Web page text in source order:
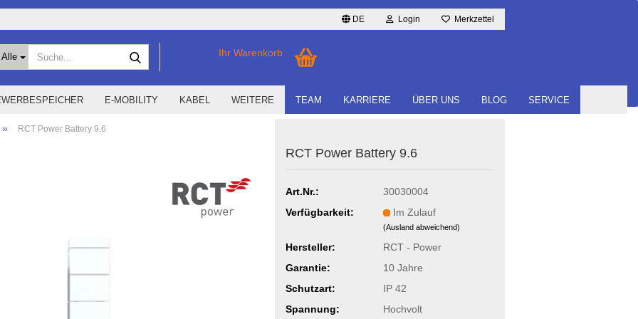
DE Login Merkzettel
Alle Ihr Warenkorb
E-MOBILITY KABEL TEAM KARRIERE ÜBER UNS BLOG SERVICE
WEITERE
» RCT Power Battery 9.6
RCT Power Bat­te­ry 9.6
Art.Nr.:
30030004
Verfügbarkeit:
Im Zulauf
(Ausland abweichend)
Hersteller:
RCT - Power
Garantie:
10 Jahre
Schutzart:
IP 42
Spannung:
Hochvolt